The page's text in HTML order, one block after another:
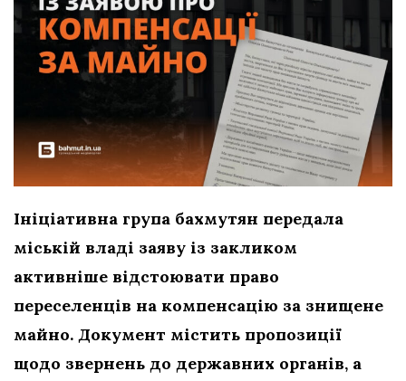
Ініціативна група бахмутян передала
міській владі заяву із закликом
активніше відстоювати право
переселенців на компенсацію за знищене
майно. Документ містить пропозиції
щодо звернень до державних органів, а